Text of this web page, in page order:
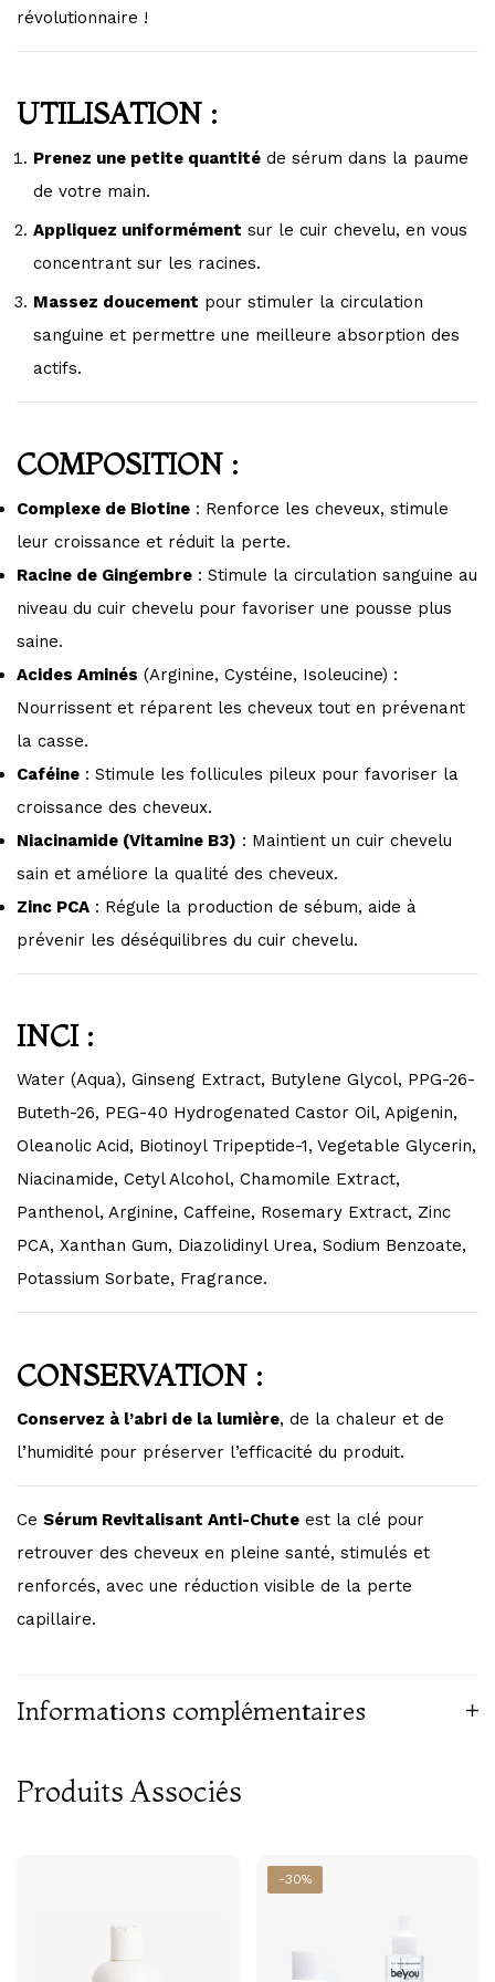
révolutionnaire !
UTILISATION :
Prenez une petite quantité de sérum dans la paume
de votre main.
Appliquez uniformément sur le cuir chevelu, en vous
concentrant sur les racines.
Massez doucement pour stimuler la circulation
sanguine et permettre une meilleure absorption des
actifs.
COMPOSITION :
Complexe de Biotine : Renforce les cheveux, stimule
leur croissance et réduit la perte.
Racine de Gingembre : Stimule la circulation sanguine au
niveau du cuir chevelu pour favoriser une pousse plus
saine.
Acides Aminés (Arginine, Cystéine, Isoleucine) :
Nourrissent et réparent les cheveux tout en prévenant
la casse.
Caféine : Stimule les follicules pileux pour favoriser la
croissance des cheveux.
Niacinamide (Vitamine B3) : Maintient un cuir chevelu
sain et améliore la qualité des cheveux.
Zinc PCA : Régule la production de sébum, aide à
prévenir les déséquilibres du cuir chevelu.
INCI :
Water (Aqua), Ginseng Extract, Butylene Glycol, PPG-26-
Buteth-26, PEG-40 Hydrogenated Castor Oil, Apigenin,
Oleanolic Acid, Biotinoyl Tripeptide-1, Vegetable Glycerin,
Niacinamide, Cetyl Alcohol, Chamomile Extract,
Panthenol, Arginine, Caffeine, Rosemary Extract, Zinc
PCA, Xanthan Gum, Diazolidinyl Urea, Sodium Benzoate,
Potassium Sorbate, Fragrance.
CONSERVATION :
Conservez à l’abri de la lumière, de la chaleur et de
l’humidité pour préserver l’efficacité du produit.
Ce Sérum Revitalisant Anti-Chute est la clé pour
retrouver des cheveux en pleine santé, stimulés et
renforcés, avec une réduction visible de la perte
capillaire.
Informations complémentaires
Produits Associés
-30%